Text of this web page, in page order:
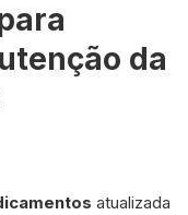
da
atualizada